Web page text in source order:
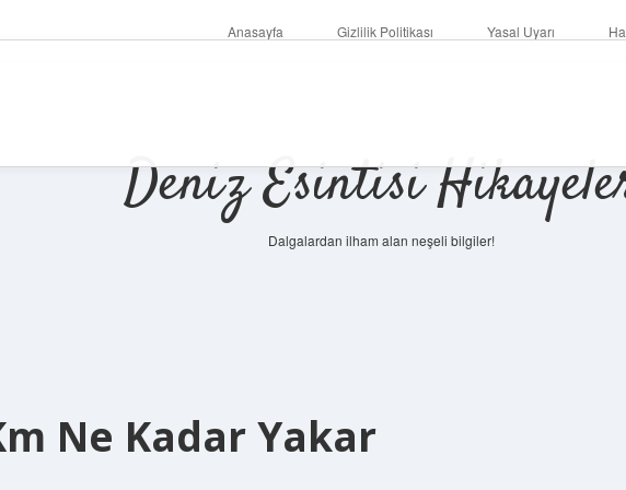
Anasayfa Gizlilik Politikası Yasal Uyarı
Deniz Esintisi
Dalgalardan ilham alan neşeli bilgiler!
Ne Kadar Yakar